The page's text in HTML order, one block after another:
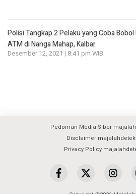
Polisi Tangkap 2 Pelaku yang Coba
ATM di Nanga Mahap, Kalbar
Desember 12, 2021 | 8:41 pm WIB
Pedoman Media Siber
Disclaimer
Privacy Policy